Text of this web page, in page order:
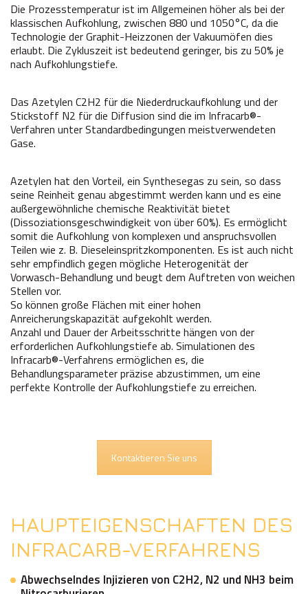
Die Prozesstemperatur ist im Allgemeinen höher als bei der
klassischen Aufkohlung, zwischen 880 und 1050°C, da die
Technologie der Graphit-Heizzonen der Vakuumöfen dies
erlaubt. Die Zykluszeit ist bedeutend geringer, bis zu 50% je
nach Aufkohlungstiefe.
Das Azetylen C2H2 für die Niederdruckaufkohlung und der
Stickstoff N2 für die Diffusion sind die im Infracarb®-
Verfahren unter Standardbedingungen meistverwendeten
Gase.
Azetylen hat den Vorteil, ein Synthesegas zu sein, so dass
seine Reinheit genau abgestimmt werden kann und es eine
außergewöhnliche chemische Reaktivität bietet
(Dissoziationsgeschwindigkeit von über 60%). Es ermöglicht
somit die Aufkohlung von komplexen und anspruchsvollen
Teilen wie z. B. Dieseleinspritzkomponenten. Es ist auch nicht
sehr empfindlich gegen mögliche Heterogenität der
Vorwasch-Behandlung und beugt dem Auftreten von weichen
Stellen vor.
So können große Flächen mit einer hohen
Anreicherungskapazität aufgekohlt werden.
Anzahl und Dauer der Arbeitsschritte hängen von der
erforderlichen Aufkohlungstiefe ab. Simulationen des
Infracarb®-Verfahrens ermöglichen es, die
Behandlungsparameter präzise abzustimmen, um eine
perfekte Kontrolle der Aufkohlungstiefe zu erreichen.
Kontaktieren Sie uns
HAUPTEIGENSCHAFTEN DES
INFRACARB-VERFAHRENS
Abwechselndes Injizieren von C2H2, N2 und NH3 beim